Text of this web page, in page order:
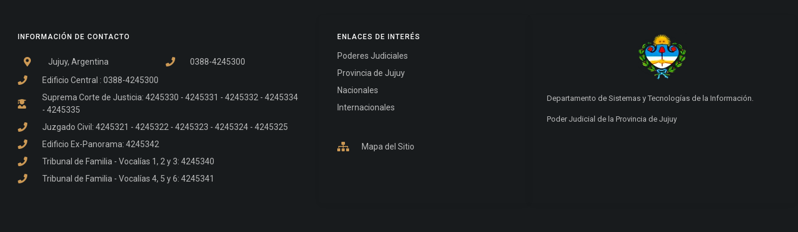
INFORMACIÓN DE CONTACTO
Jujuy, Argentina
0388-4245300
Edificio Central : 0388-4245300
Suprema Corte de Justicia: 4245330 - 4245331 - 4245332 - 4245334
- 4245335
Juzgado Civil: 4245321 - 4245322 - 4245323 - 4245324 - 4245325
Edificio Ex-Panorama: 4245342
Tribunal de Familia - Vocalías 1, 2 y 3: 4245340
Tribunal de Familia - Vocalías 4, 5 y 6: 4245341
ENLACES DE INTERÉS
Poderes Judiciales
Provincia de Jujuy
Nacionales
Internacionales
Mapa del Sitio
Departamento de Sistemas y Tecnologías de la Información.
Poder Judicial de la Provincia de Jujuy